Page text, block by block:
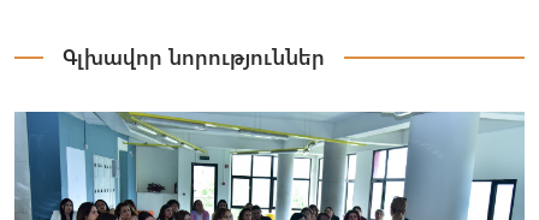
Մեդիահանգույց
Հարցեր «Այբ»–ին
Գլխավոր նորություններ